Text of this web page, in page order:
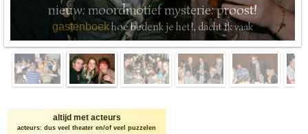
nieuw: moordmotief mysterie: proost!
gastenboekhoe bedenk je het!, dacht ik vaak
altijd met acteurs
acteurs: dus veel theater en/of veel puzzelen